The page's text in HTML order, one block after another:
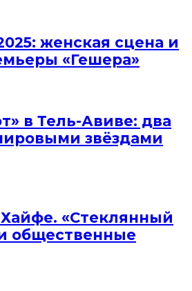
женская сцена и
«Гешера»
в Тель-Авиве: два
звёздами
«Стеклянный
общественные